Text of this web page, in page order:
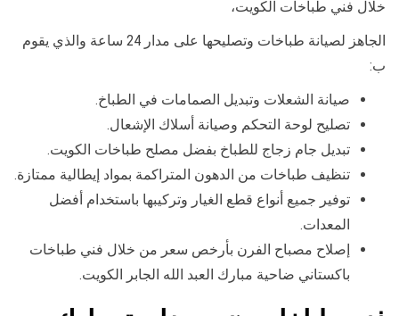
خلال فني طباخات الكويت،
الجاهز لصيانة طباخات وتصليحها على مدار 24 ساعة والذي يقوم
ب:
صيانة الشعلات وتبديل الصمامات في الطباخ.
تصليح لوحة التحكم وصيانة أسلاك الإشعال.
تبديل جام زجاج للطباخ بفضل مصلح طباخات الكويت.
تنظيف طباخات من الدهون المتراكمة بمواد إيطالية ممتازة.
توفير جميع أنواع قطع الغيار وتركيبها باستخدام أفضل
المعدات.
إصلاح مصباح الفرن بأرخص سعر من خلال فني طباخات
باكستاني ضاحية مبارك العبد الله الجابر الكويت.